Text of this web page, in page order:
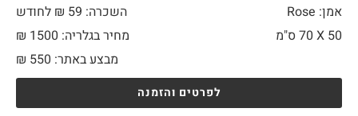
אמן: Rose
השכרה: 59 ₪ לחודש
50 X
מחיר בגלריה: 1500 ₪
מבצע באתר:
₪ 550
לפרטים והזמנה